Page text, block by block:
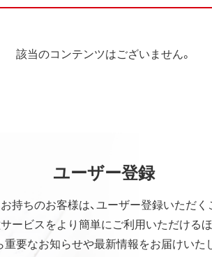
該当のコンテンツはございません。
ユーザー登録
持ちのお客様は、ユーザー登録いただく
ービスをより簡単にご利用いただけるほ
重要なお知らせや最新情報をお届けいた